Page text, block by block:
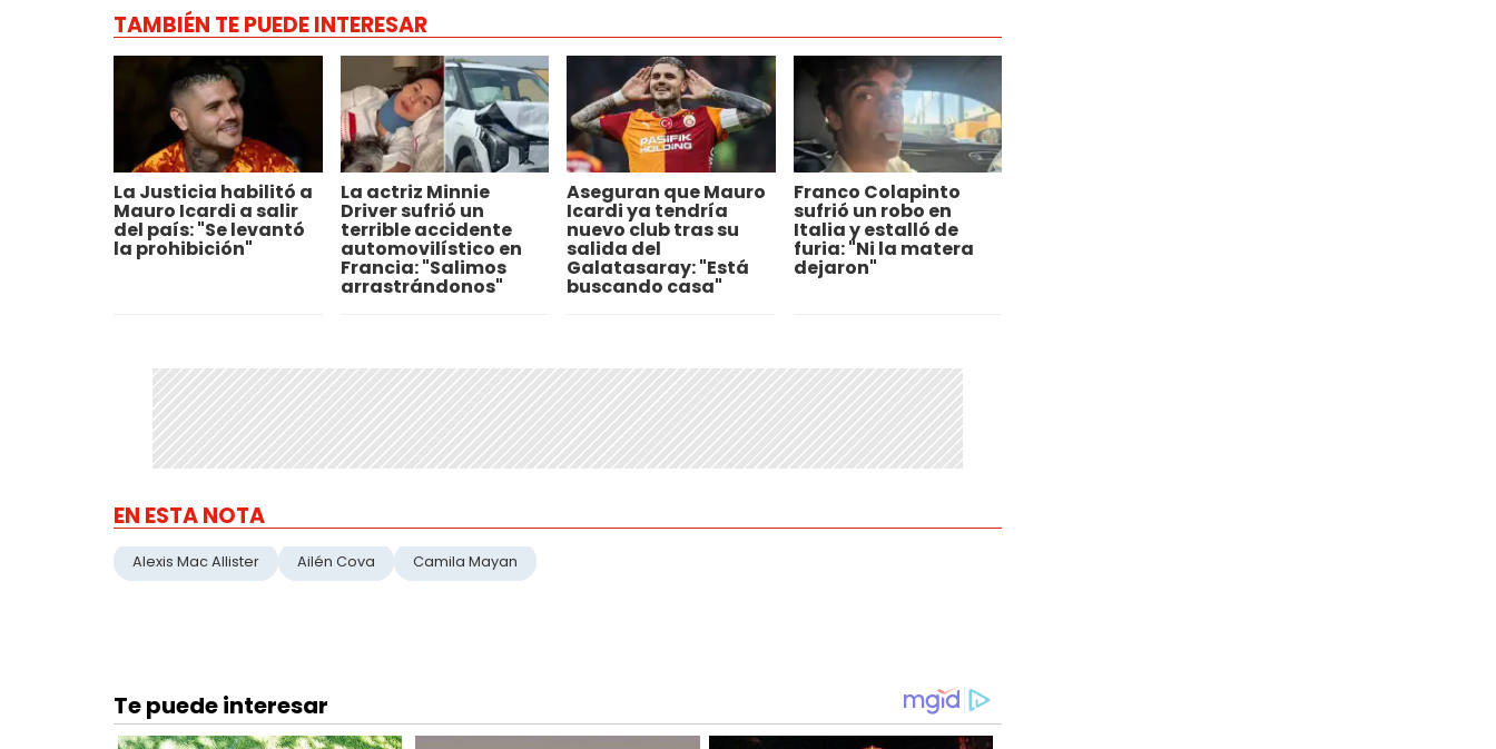
TAMBIÉN TE PUEDE INTERESAR
La Justicia habilitó a
Mauro Icardi a salir
del país: "Se levantó
la prohibición"
La actriz Minnie
Driver sufrió un
terrible accidente
automovilístico en
Francia: "Salimos
arrastrándonos"
Aseguran que Mauro
Icardi ya tendría
nuevo club tras su
salida del
Galatasaray: "Está
buscando casa"
Franco Colapinto
sufrió un robo en
Italia y estalló de
furia: "Ni la matera
dejaron"
EN ESTA NOTA
Alexis Mac Allister Ailén Cova Camila Mayan